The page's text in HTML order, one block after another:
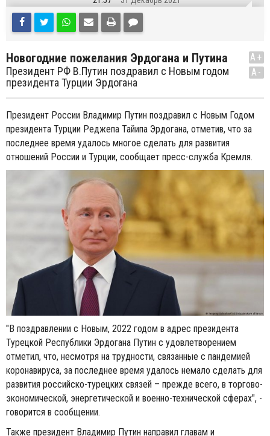
Новогодние пожелания Эрдогана и Путина
Президент РФ В.Путин поздравил с Новым годом
президента Турции Эрдогана
A+
A-
Президент России Владимир Путин поздравил с Новым Годом
президента Турции Реджепа Тайипа Эрдогана, отметив, что за
последнее время удалось многое сделать для развития
отношений России и Турции, сообщает пресс-служба Кремля.
"В поздравлении с Новым, 2022 годом в адрес президента
Турецкой Республики Эрдогана Путин с удовлетворением
отметил, что, несмотря на трудности, связанные с пандемией
коронавируса, за последнее время удалось немало сделать для
развития российско-турецких связей – прежде всего, в торгово-
экономической, энергетической и военно-технической сферах", -
говорится в сообщении.
Также президент Владимир Путин направил главам и